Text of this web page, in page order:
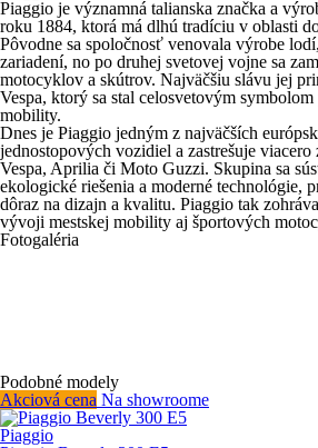
Piaggio je významná talianska značka a
roku 1884, ktorá má dlhú tradíciu v oblasti
Pôvodne sa spoločnosť venovala výrobe
zariadení, no po druhej svetovej vojne sa
motocyklov a skútrov. Najväčšiu slávu jej
Vespa, ktorý sa stal celosvetovým
mobility.
Dnes je Piaggio jedným z najväčších
jednostopových vozidiel a zastrešuje viacero
Vespa, Aprilia či Moto Guzzi. Skupina sa
ekologické riešenia a moderné technológie,
dôraz na dizajn a kvalitu. Piaggio tak
vývoji mestskej mobility aj športových
Fotogaléria
Podobné modely
Akciová cena Na showroome
Piaggio